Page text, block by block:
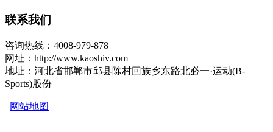
联系我们
咨询热线：4008-979-878
网址：http://www.kaoshiv.com
地址：河北省邯郸市邱县陈村回族乡东路北必一·运动(B-
Sports)股份
网站地图